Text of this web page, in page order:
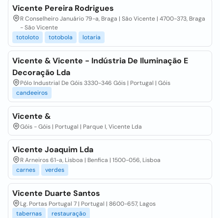
Vicente Pereira Rodrigues
R Conselheiro Januário 79-a, Braga | São Vicente | 4700-373, Braga
- São Vicente
totoloto
totobola lotaria
Vicente & Vicente - Indústria De Iluminação E
Decoração Lda
Pólo Industrial De Góis 3330-346 Góis | Portugal | Góis
candeeiros
Vicente &
Góis - Góis | Portugal | Parque I, Vicente Lda
Vicente Joaquim Lda
R Arneiros 61-a, Lisboa | Benfica | 1500-056, Lisboa
carnes
verdes
Vicente Duarte Santos
Lg. Portas Portugal 7 | Portugal | 8600-657, Lagos
tabernas
restauração